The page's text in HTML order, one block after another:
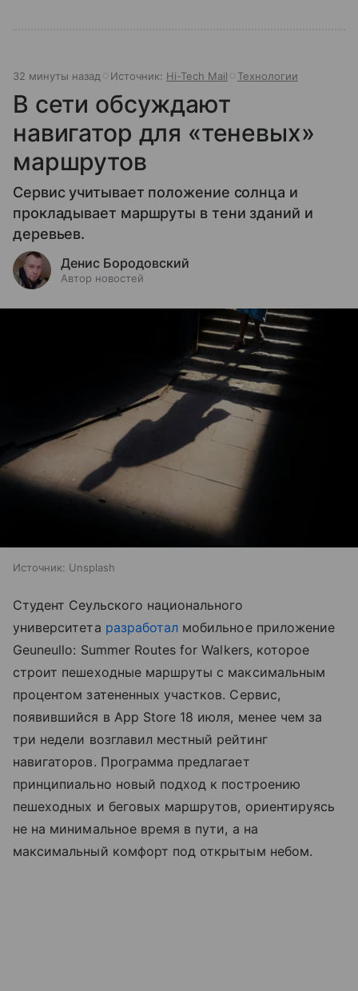
32 минуты назад Источник: Hi-Tech Mail Технологии
В сети обсуждают
навигатор для «теневых»
маршрутов
Сервис учитывает положение солнца и
прокладывает маршруты в тени зданий и
деревьев.
Денис Бородовский
Автор новостей
Источник: Unsplash
Студент Сеульского национального
университета разработал мобильное приложение
Geuneullo: Summer Routes for Walkers, которое
строит пешеходные маршруты с максимальным
процентом затененных участков. Сервис,
появившийся в App Store 18 июля, менее чем за
три недели возглавил местный рейтинг
навигаторов. Программа предлагает
принципиально новый подход к построению
пешеходных и беговых маршрутов, ориентируясь
не на минимальное время в пути, а на
максимальный комфорт под открытым небом.